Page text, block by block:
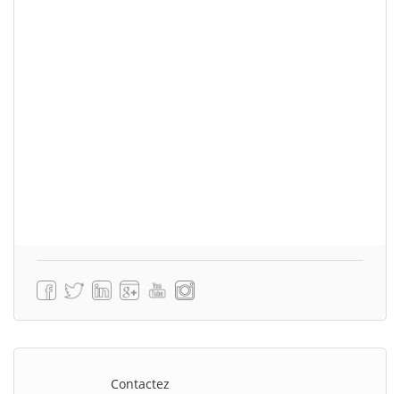
Contactez